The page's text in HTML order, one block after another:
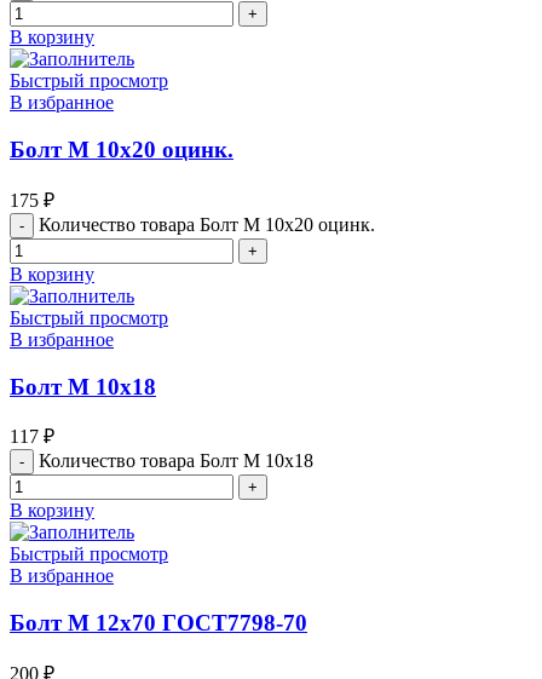
В корзину
Быстрый просмотр
В избранное
Болт М 10х20 оцинк.
175 ₽
Количество товара Болт М 10х20 оцинк.
В корзину
Быстрый просмотр
В избранное
Болт М 10х18
117 ₽
Количество товара Болт М 10х18
В корзину
Быстрый просмотр
В избранное
Болт М 12х70 ГОСТ7798-70
200 ₽